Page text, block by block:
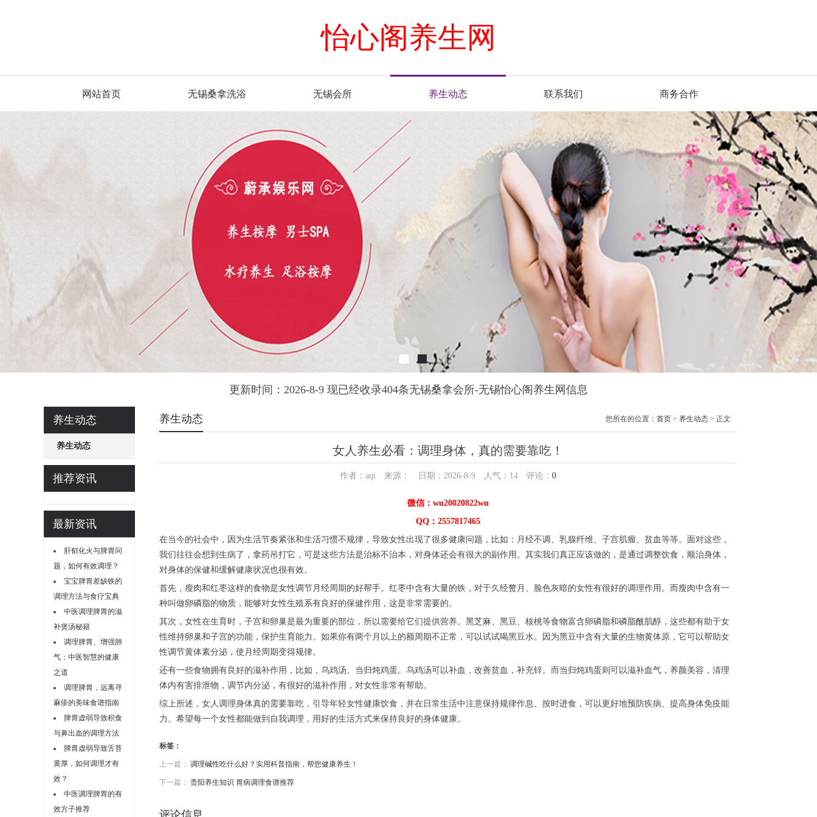
怡心阁养生网
网站首页 无锡桑拿洗浴 无锡会所 养生动态 联系我们 商务合作
更新时间：2026-8-9 现已经收录404条无锡桑拿会所-无锡怡心阁养生网信息
养生动态
养生动态
推荐资讯
最新资讯
肝郁化火与脾胃问
题，如何有效调理？
宝宝脾胃差缺铁的
调理方法与食疗宝典
中医调理脾胃的滋
补煲汤秘籍
调理脾胃、增强肺
气：中医智慧的健康
之道
调理脾胃，远离寻
麻疹的美味食谱指南
脾胃虚弱导致积食
与鼻出血的调理方法
脾胃虚弱导致舌苔
黄厚，如何调理才有
效？
中医调理脾胃的有
效方子推荐
养生动态 您所在的位置： 首页 > 养生动态 > 正文
女人养生必看：调理身体，真的需要靠吃！
作者：aqi 来源： 日期：2026-8-9 人气： 14 评论： 0
微信：wu20020822wu
QQ：2557817465
在当今的社会中，因为生活节奏紧张和生活习惯不规律，导致女性出现了很多健康问题，比如：月经不调、乳腺纤维、子宫肌瘤、贫血等等。面对这些，
我们往往会想到生病了，拿药吊打它，可是这些方法是治标不治本，对身体还会有很大的副作用。其实我们真正应该做的，是通过调整饮食，顺治身体，
对身体的保健和缓解健康状况也很有效。
首先，瘦肉和红枣这样的食物是女性调节月经周期的好帮手。红枣中含有大量的铁，对于久经赘月、脸色灰暗的女性有很好的调理作用。而瘦肉中含有一
种叫做卵磷脂的物质，能够对女性生殖系有良好的保健作用，这是非常需要的。
其次，女性在生育时，子宫和卵巢是最为重要的部位，所以需要给它们提供营养。黑芝麻、黑豆、核桃等食物富含卵磷脂和磷脂酰肌醇，这些都有助于女
性维持卵巢和子宫的功能，保护生育能力。如果你有两个月以上的额周期不正常，可以试试喝黑豆水。因为黑豆中含有大量的生物黄体原，它可以帮助女
性调节黄体素分泌，使月经周期变得规律。
还有一些食物拥有良好的滋补作用，比如，乌鸡汤、当归炖鸡蛋。乌鸡汤可以补血，改善贫血，补充锌。而当归炖鸡蛋则可以滋补血气，养颜美容，清理
体内有害排泄物，调节内分泌，有很好的滋补作用，对女性非常有帮助。
综上所述，女人调理身体真的需要靠吃，引导年轻女性健康饮食，并在日常生活中注意保持规律作息、按时进食，可以更好地预防疾病、提高身体免疫能
力。希望每一个女性都能做到自我调理，用好的生活方式来保持良好的身体健康。
标签：
上一篇： 调理碱性吃什么好？实用科普指南，帮您健康养生！
下一篇： 贵阳养生知识 胃病调理食谱推荐